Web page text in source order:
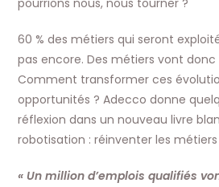
pourrions nous, nous tourner ?
60 % des métiers qui seront
pas encore. Des métiers vont
Comment transformer ces
opportunités ? Adecco donne
réflexion dans un nouveau livre
robotisation : réinventer les métiers
« Un million d’emplois qualifiés